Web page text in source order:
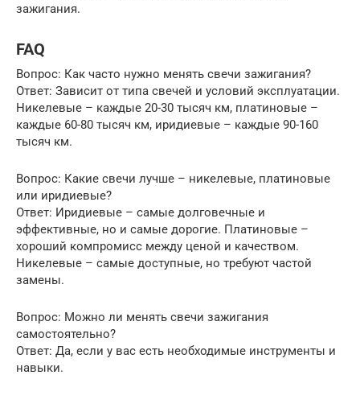
зажигания.
FAQ
Вопрос: Как часто нужно менять свечи зажигания?
Ответ: Зависит от типа свечей и условий эксплуатации.
Никелевые – каждые 20-30 тысяч км, платиновые –
каждые 60-80 тысяч км, иридиевые – каждые 90-160
тысяч км.
Вопрос: Какие свечи лучше – никелевые, платиновые
или иридиевые?
Ответ: Иридиевые – самые долговечные и
эффективные, но и самые дорогие. Платиновые –
хороший компромисс между ценой и качеством.
Никелевые – самые доступные, но требуют частой
замены.
Вопрос: Можно ли менять свечи зажигания
самостоятельно?
Ответ: Да, если у вас есть необходимые инструменты и
навыки.